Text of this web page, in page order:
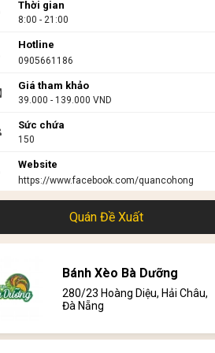
Thời gian
8:00 - 21:00
Hotline
0905661186
Giá tham khảo
39.000 - 139.000 VND
Sức chứa
150
Website
https://www.facebook.com/quancohong
https://www.facebook.com/quancohong
Quán Đề Xuất
Bánh Xèo Bà Dưỡng
280/23 Hoàng Diệu, Hải Châu,
Đà Nẵng